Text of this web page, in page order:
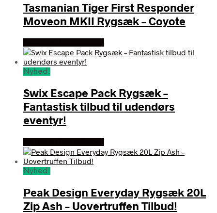
Tasmanian Tiger First Responder
Moveon MKII Rygsæk – Coyote
Nyhed!
Swix Escape Pack Rygsæk –
Fantastisk tilbud til udendørs
eventyr!
Nyhed!
Peak Design Everyday Rygsæk 20L
Zip Ash – Uovertruffen Tilbud!